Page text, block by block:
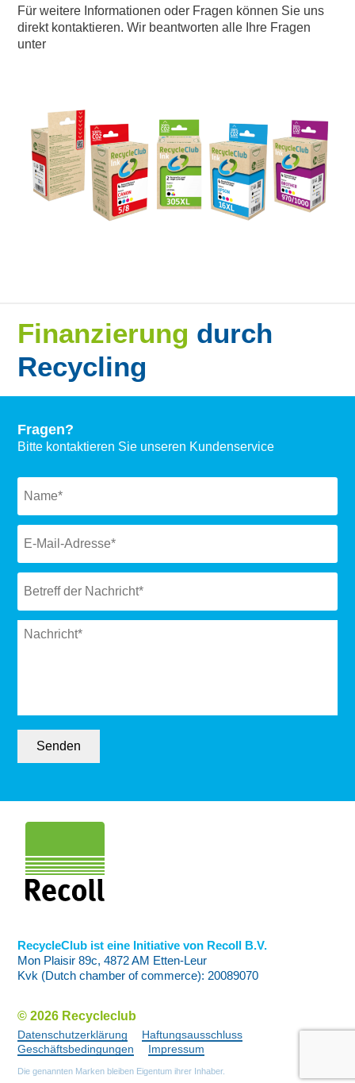
Für weitere Informationen oder Fragen können Sie uns
direkt kontaktieren. Wir beantworten alle Ihre Fragen
unter
Finanzierung durch
Recycling
Fragen?
Bitte kontaktieren Sie unseren Kundenservice
Naam *
Email *
Subject *
Message *
Senden
RecycleClub ist eine Initiative von Recoll B.V.
Mon Plaisir 89c, 4872 AM Etten-Leur
Kvk (Dutch chamber of commerce): 20089070
© 2026 Recycleclub
Datenschutzerklärung
Haftungsausschluss
Geschäftsbedingungen
Impressum
Die genannten Marken bleiben Eigentum ihrer Inhaber.